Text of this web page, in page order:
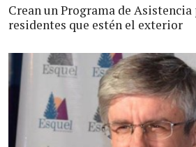
Crean un Programa de
residentes que estén el exterior